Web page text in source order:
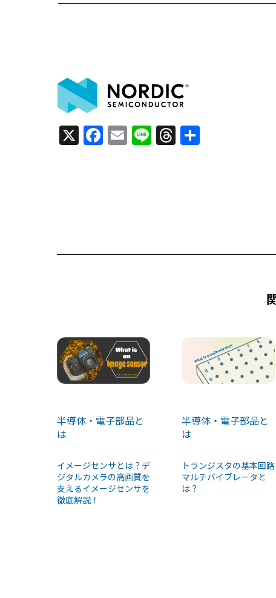
X F
a
o
E
m
Li
n
T
h
半導体・電子部品と
は
イメージセンサとは？デ
ジタルカメラの高画質を
支えるイメージセンサを
徹底解説！
半導体・電子部品と
は
トランジスタの基本回路
マルチバイブレータと
は？